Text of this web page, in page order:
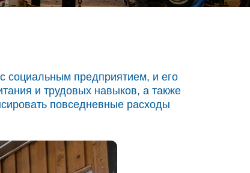
предприятием, и его
и трудовых навыков, а также
повседневные расходы